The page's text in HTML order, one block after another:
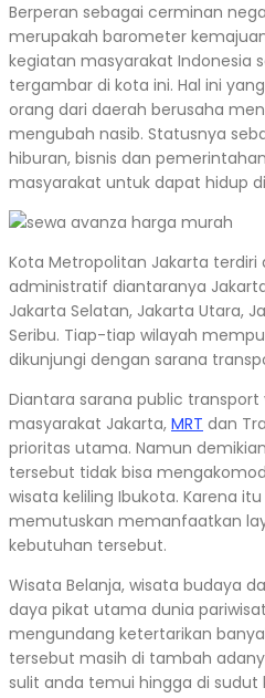
Berperan sebagai cerminan
merupakah barometer
kegiatan masyarakat Indonesia
tergambar di kota ini. Hal ini
orang dari daerah berusaha
mengubah nasib. Statusnya
hiburan, bisnis dan
masyarakat untuk dapat hidup
Kota Metropolitan Jakarta terdiri
administratif diantaranya
Jakarta Selatan, Jakarta Utara,
Seribu. Tiap-tiap wilayah
dikunjungi dengan sarana
Diantara sarana public transport
masyarakat Jakarta, MRT dan
prioritas utama. Namun
tersebut tidak bisa
wisata keliling Ibukota. Karena
memutuskan memanfaatkan
kebutuhan tersebut.
Wisata Belanja, wisata budaya
daya pikat utama dunia
mengundang ketertarikan
tersebut masih di tambah
sulit anda temui hingga di sudut